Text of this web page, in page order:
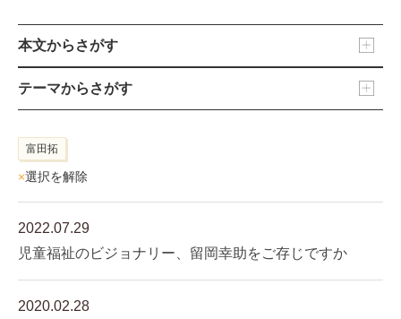
本文からさがす
テーマからさがす
富田拓
×選択を解除
2022.07.29
児童福祉のビジョナリー、留岡幸助をご存じですか
2020.02.28